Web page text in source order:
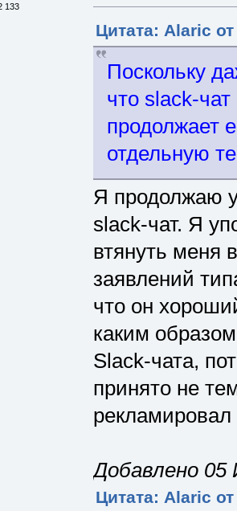
133
Цитата: Alaric
Поскольку
что slack-
продолжает
отдельную
Я продолжаю
slack-чат. Я
втянуть меня
заявлений
что он
каким
Slack-чата,
принято не
рекламировал
Добавлено 05
Цитата: Alaric